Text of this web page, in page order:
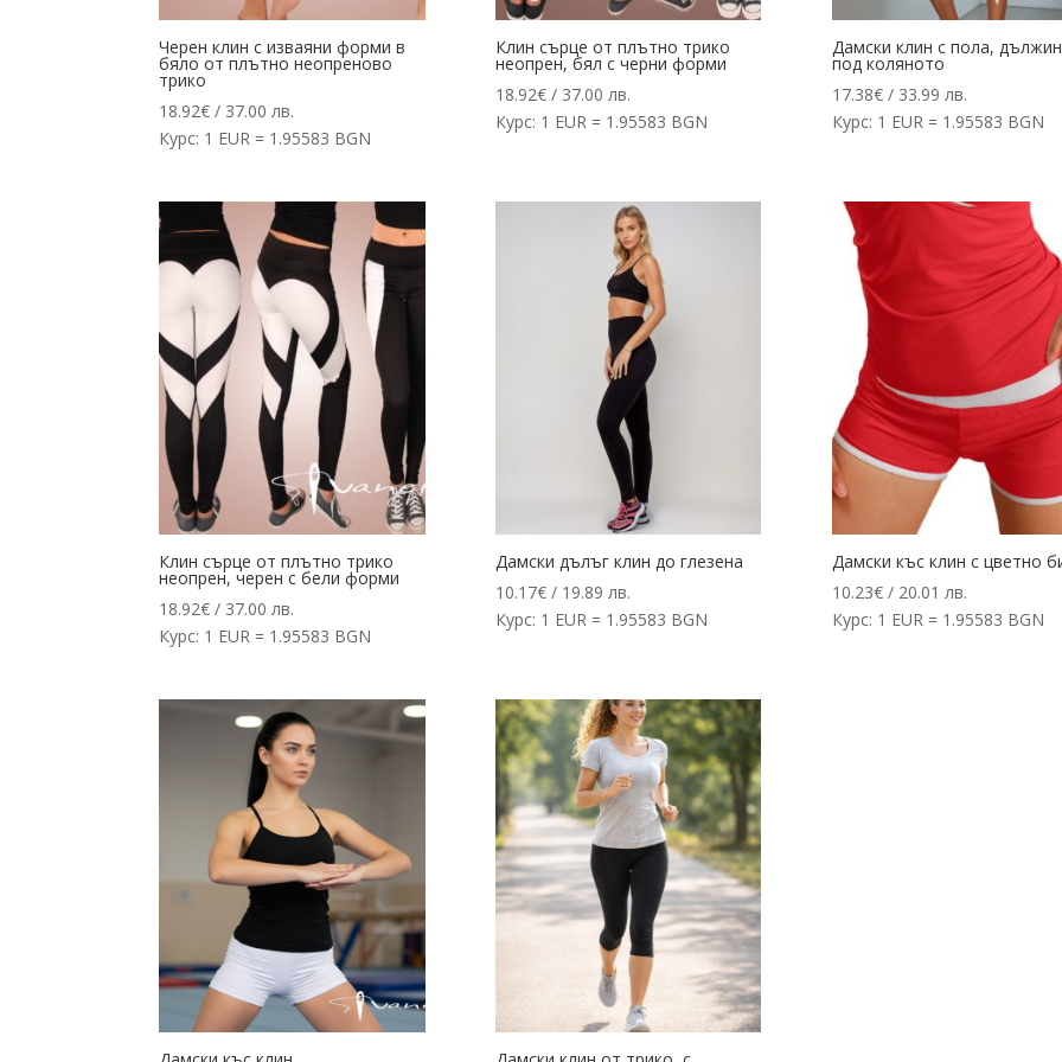
Черен клин с изваяни форми в
бяло от плътно неопреново
трико
18.92€ / 37.00 лв.
Курс: 1 EUR = 1.95583 BGN
Клин сърце от плътно трико
неопрен, бял с черни форми
18.92€/ 37.00 лв.
Курс: 1 EUR = 1.95583 BGN
Дамски клин с пола,
под коляното
17.38€/ 33.99 лв.
Курс: 1 EUR = 1.95583 BGN
Клин сърце от плътно трико
неопрен, черен с бели форми
18.92€ / 37.00 лв.
Курс: 1 EUR = 1.95583 BGN
Дамски дълъг клин до глезена
10.17€/ 19.89 лв.
Курс: 1 EUR = 1.95583 BGN
Дамски къс клин с цветно
10.23€/ 20.01 лв.
Курс: 1 EUR = 1.95583 BGN